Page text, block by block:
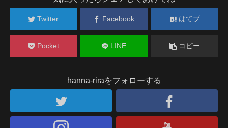
Twitter Facebook はてブ
Pocket LINE コピー
hanna-riraをフォローする